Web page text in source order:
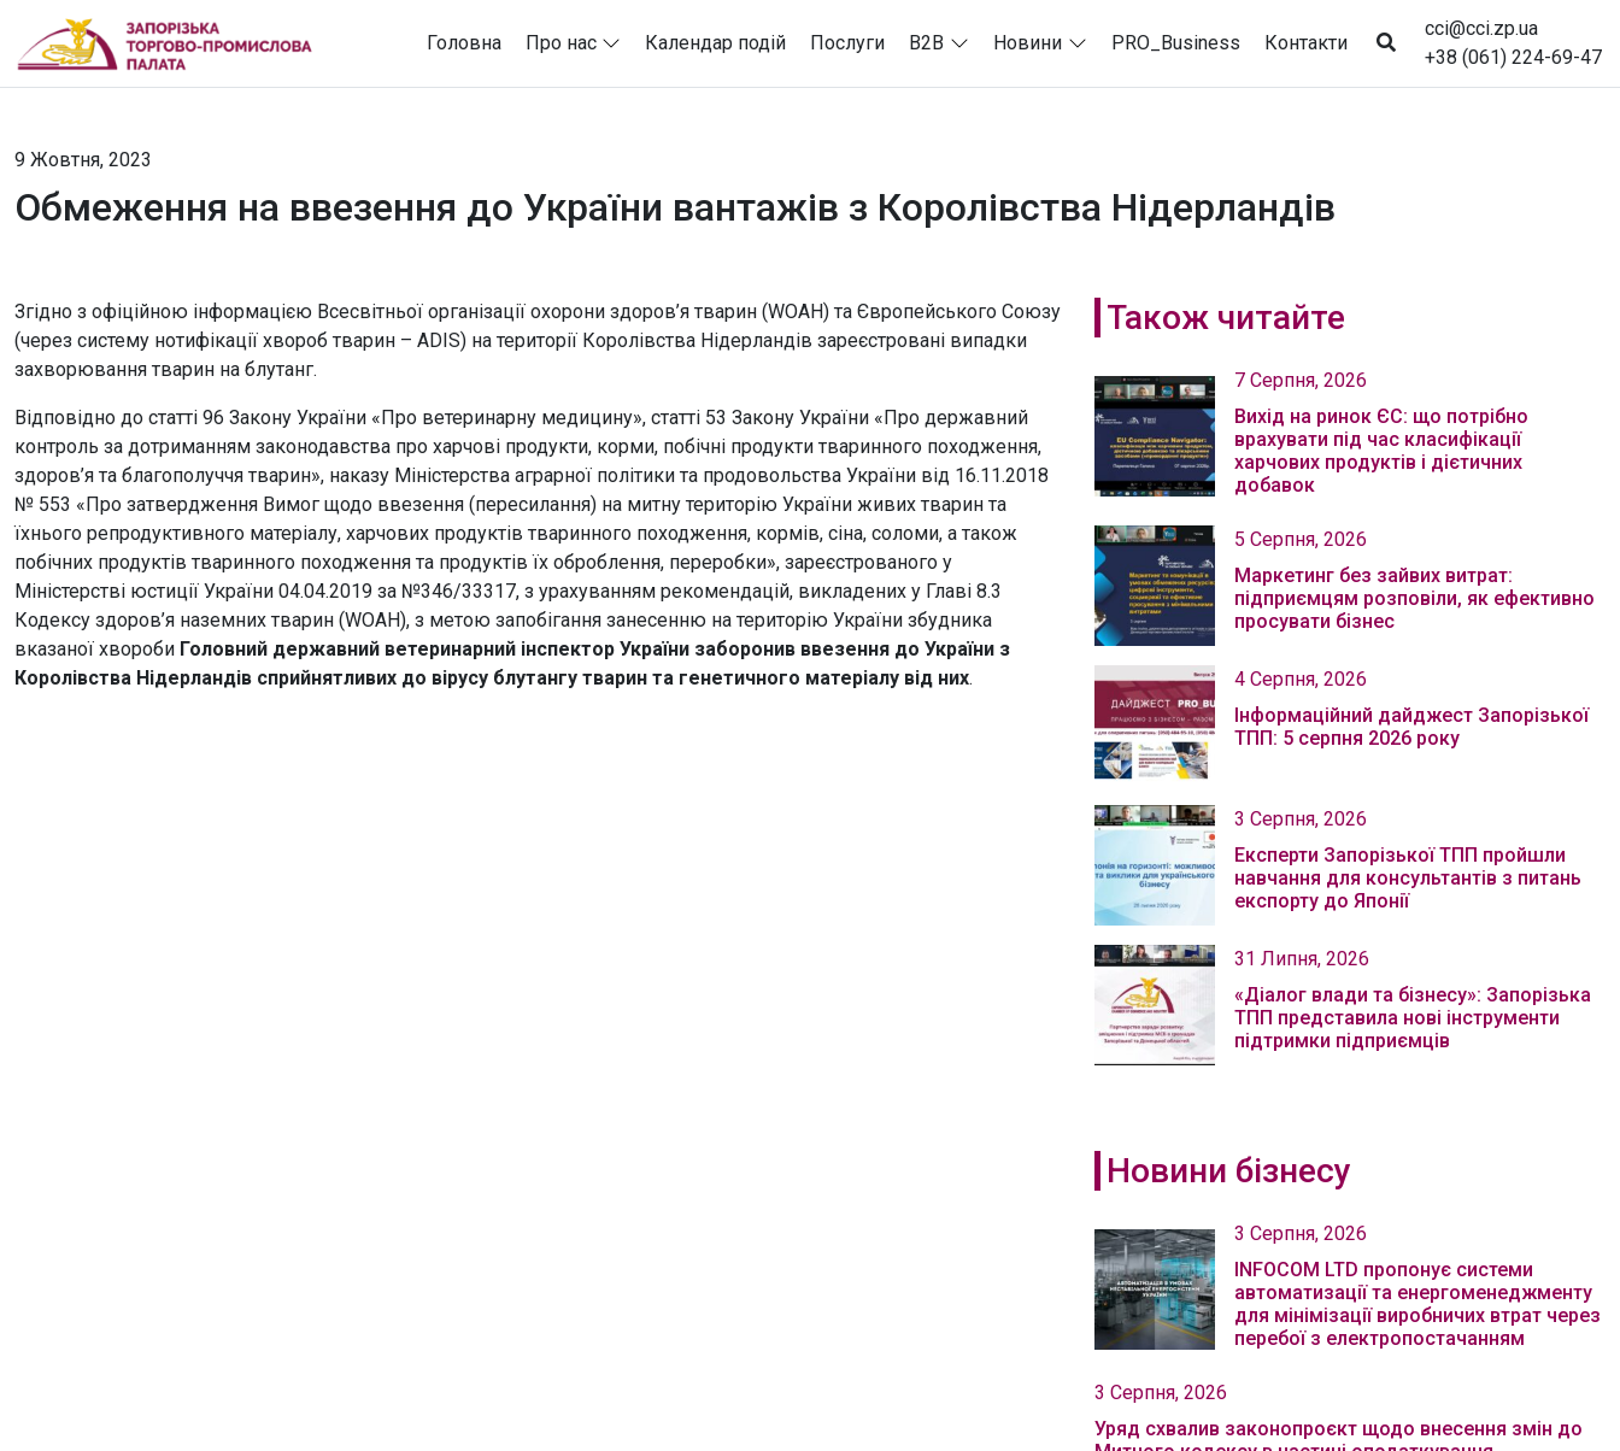
Головна Про нас Календар подій Послуги B2B Новини PRO_Business Контакти
cci@cci.zp.ua
+38 (061) 224-69-47
9 Жовтня, 2023
Обмеження на ввезення до України вантажів з Королівства Нідерландів
Згідно з офіційною інформацією Всесвітньої організації охорони здоров’я тварин (WOAH) та Європейського Союзу
(через систему нотифікації хвороб тварин – ADIS) на території Королівства Нідерландів зареєстровані випадки
захворювання тварин на блутанг.
Відповідно до статті 96 Закону України «Про ветеринарну медицину», статті 53 Закону України «Про державний
контроль за дотриманням законодавства про харчові продукти, корми, побічні продукти тваринного походження,
здоров’я та благополуччя тварин», наказу Міністерства аграрної політики та продовольства України від 16.11.2018
№ 553 «Про затвердження Вимог щодо ввезення (пересилання) на митну територію України живих тварин та
їхнього репродуктивного матеріалу, харчових продуктів тваринного походження, кормів, сіна, соломи, а також
побічних продуктів тваринного походження та продуктів їх оброблення, переробки», зареєстрованого у
Міністерстві юстиції України 04.04.2019 за №346/33317, з урахуванням рекомендацій, викладених у Главі 8.3
Кодексу здоров’я наземних тварин (WOAH), з метою запобігання занесенню на територію України збудника
вказаної хвороби Головний державний ветеринарний інспектор України заборонив ввезення до України з
Королівства Нідерландів сприйнятливих до вірусу блутангу тварин та генетичного матеріалу від них.
Також читайте
7 Серпня, 2026
Вихід на ринок ЄС: що потрібно
врахувати під час класифікації
харчових продуктів і дієтичних
добавок
5 Серпня, 2026
Маркетинг без зайвих витрат:
підприємцям розповіли, як ефективно
просувати бізнес
4 Серпня, 2026
Інформаційний дайджест Запорізької
ТПП: 5 серпня 2026 року
3 Серпня, 2026
Експерти Запорізької ТПП пройшли
навчання для консультантів з питань
експорту до Японії
31 Липня, 2026
«Діалог влади та бізнесу»: Запорізька
ТПП представила нові інструменти
підтримки підприємців
Новини бізнесу
3 Серпня, 2026
INFOCOM LTD пропонує системи
автоматизації та енергоменеджменту
для мінімізації виробничих втрат через
перебої з електропостачанням
3 Серпня, 2026
Уряд схвалив законопроєкт щодо внесення змін до